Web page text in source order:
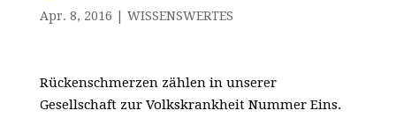
Apr. 8, 2016 WISSENSWERTES
Rückenschmerzen zählen in unserer
Gesellschaft zur Volkskrankheit Nummer Eins.